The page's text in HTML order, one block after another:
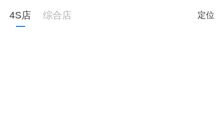
4S店 综合店 定位